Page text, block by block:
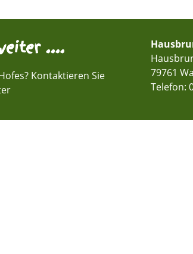
....
Kontaktieren Sie
79761
Telefon: